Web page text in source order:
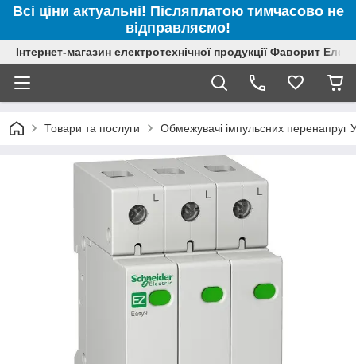
Всі ціни актуальні! Післяплатою тимчасово не
відправляємо!
Інтернет-магазин електротехнічної продукції Фаворит
Товари та послуги Обмежувачі імпульсних